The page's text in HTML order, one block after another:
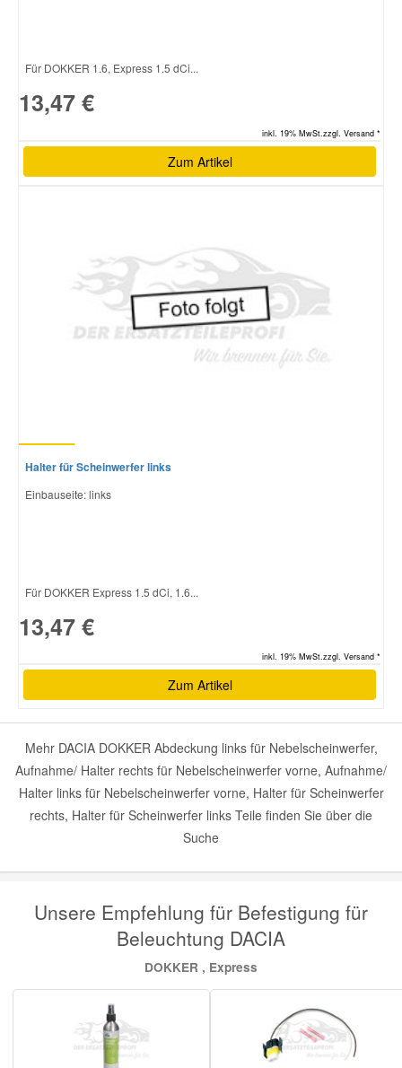
Für DOKKER 1.6, Express 1.5 dCi...
13,47 €
inkl. 19% MwSt.zzgl. Versand *
Zum Artikel
Halter für Scheinwerfer links
Einbauseite: links
Für DOKKER Express 1.5 dCi, 1.6...
13,47 €
inkl. 19% MwSt.zzgl. Versand *
Zum Artikel
Mehr DACIA DOKKER Abdeckung links für Nebelscheinwerfer,
Aufnahme/ Halter rechts für Nebelscheinwerfer vorne, Aufnahme/
Halter links für Nebelscheinwerfer vorne, Halter für Scheinwerfer
rechts, Halter für Scheinwerfer links Teile finden Sie über die
Suche
Unsere Empfehlung für Befestigung für
Beleuchtung DACIA
DOKKER , Express